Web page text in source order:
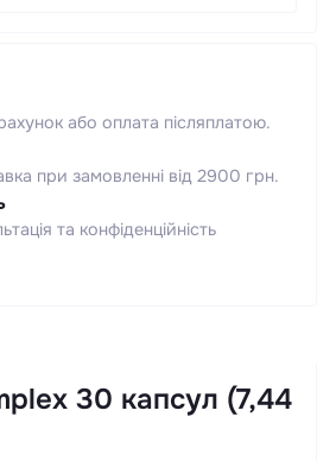
або оплата післяплатою.
при замовленні від 2900 грн.
та конфіденційність
30 капсул (7,44